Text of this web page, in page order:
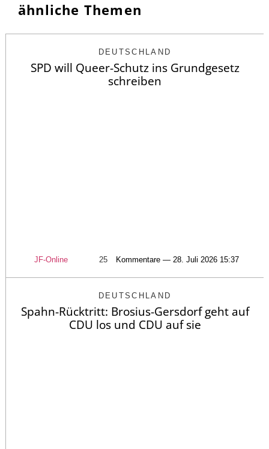
ähnliche Themen
DEUTSCHLAND
SPD will Queer-Schutz ins Grundgesetz
schreiben
JF-Online 25 Kommentare — 28. Juli 2026 15:37
DEUTSCHLAND
Spahn-Rücktritt: Brosius-Gersdorf geht auf
CDU los und CDU auf sie